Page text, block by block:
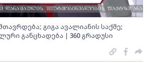
გიგა ავალიანის საქმე;
განცხადება | 360 გრადუსი